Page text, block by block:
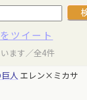
ツイート
ます／全4件
人エレン×ミカサ